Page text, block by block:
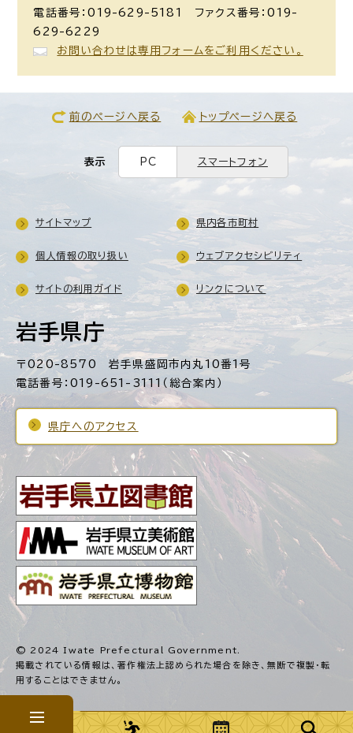
電話番号：019-629-5181 ファクス番号：019-
629-6229
お問い合わせは専用フォームをご利用ください。
前のページへ戻る トップページへ戻る
表示 PC スマートフォン
岩手県庁
〒020-8570 岩手県盛岡市内丸10番1号
電話番号：019-651-3111（総合案内）
県庁へのアクセス
サイトマップ 県内各市町村
個人情報の取り扱い ウェブアクセシビリティ
サイトの利用ガイド リンクについて
© 2024 Iwate Prefectural Government.
掲載されている情報は、著作権法上認められた場合を除き、無断で複製・転
用することはできません。